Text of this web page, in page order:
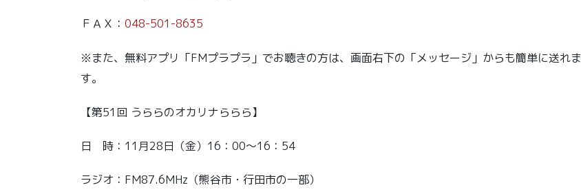
ＦＡＸ： 048-501-8635
※また、無料アプリ「FMプラプラ」でお聴きの方は、画面右下の「メッセージ」からも簡単に送れま
す。
【第51回 うららのオカリナららら】
日 時：11月28日（金）16：00～16：54
ラジオ：FM87.6MHz（熊谷市・行田市の一部）